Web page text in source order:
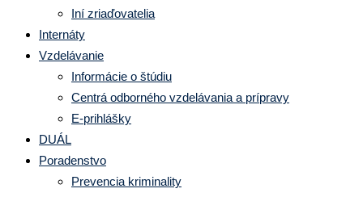
Iní zriaďovatelia
Internáty
Vzdelávanie
Informácie o štúdiu
Centrá odborného vzdelávania a prípravy
E-prihlášky
DUÁL
Poradenstvo
Prevencia kriminality